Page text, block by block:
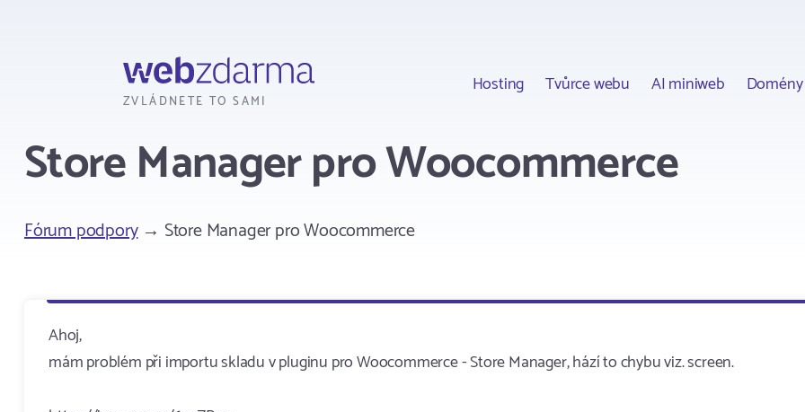
ZVLÁDNETE TO SAMI
Hosting Tvůrce webu AI miniweb Domény
Store Manager pro Woocommerce
Fórum podpory→ Store Manager pro Woocommerce
Ahoj,
mám problém při importu skladu v pluginu pro Woocommerce - Store Manager, hází to chybu viz. screen.